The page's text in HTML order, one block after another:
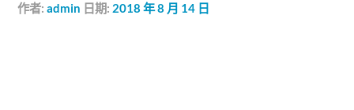
作者:admin 日期: 2018 年 8 月 14 日